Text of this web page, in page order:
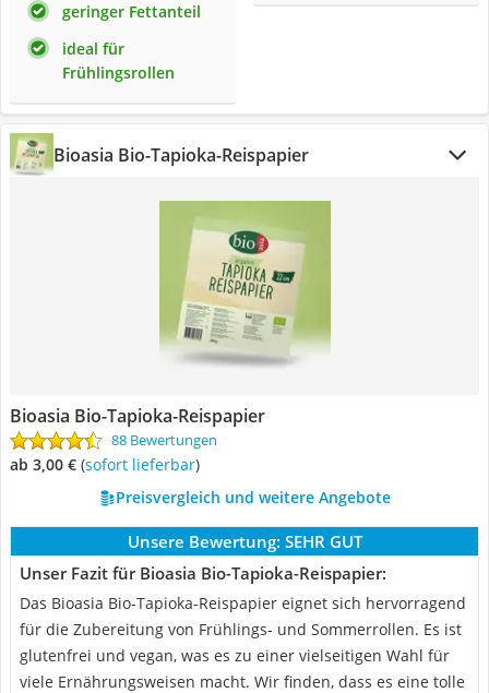
geringer Fettanteil
ideal für
Frühlingsrollen
Bioasia ‎Bio-Tapioka-Reispapier
Bioasia ‎Bio-Tapioka-Reispapier
88 Bewertungen
ab 3,00 € ( Sofort lieferbar)
Preisvergleich und weitere Angebote
Unsere Bewertung: SEHR GUT
Unser Fazit für Bioasia ‎Bio-Tapioka-Reispapier:
Das Bioasia Bio-Tapioka-Reispapier eignet sich hervorragend
für die Zubereitung von Frühlings- und Sommerrollen. Es ist
glutenfrei und vegan, was es zu einer vielseitigen Wahl für
viele Ernährungsweisen macht. Wir finden, dass es eine tolle